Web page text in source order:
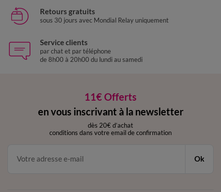
Retours gratuits
sous 30 jours avec Mondial Relay uniquement
Service clients
par chat et par téléphone
de 8h00 à 20h00 du lundi au samedi
11€ Offerts
en vous inscrivant à la newsletter
dès 20€ d’achat
conditions dans votre email de confirmation
Ok